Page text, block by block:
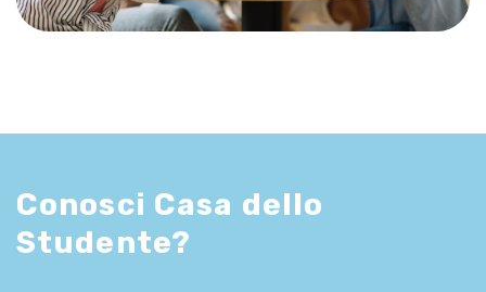
Conosci Casa dello
Studente?